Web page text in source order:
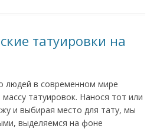
татуировки на
людей в современном мире
татуировок. Нанося тот или
и выбирая место для тату, мы
выделяемся на фоне